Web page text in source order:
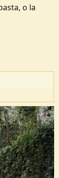
o la